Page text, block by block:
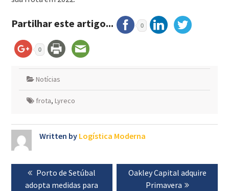
Partilhar este artigo... 0
0
Notícias
frota, Lyreco
Written by Logística Moderna
Navegação
Previous
post:
Porto de Setúbal
adopta medidas para
Next
Oakley Capital adquire
Primavera